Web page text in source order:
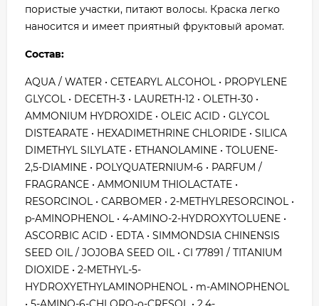
пористые участки, питают волосы. Краска легко
наносится и имеет приятный фруктовый аромат.
Состав:
AQUA / WATER • CETEARYL ALCOHOL • PROPYLENE
GLYCOL • DECETH-3 • LAURETH-12 • OLETH-30 •
AMMONIUM HYDROXIDE • OLEIC ACID • GLYCOL
DISTEARATE • HEXADIMETHRINE CHLORIDE • SILICA
DIMETHYL SILYLATE • ETHANOLAMINE • TOLUENE-
2,5-DIAMINE • POLYQUATERNIUM-6 • PARFUM /
FRAGRANCE • AMMONIUM THIOLACTATE •
RESORCINOL • CARBOMER • 2-METHYLRESORCINOL •
p-AMINOPHENOL • 4-AMINO-2-HYDROXYTOLUENE •
ASCORBIC ACID • EDTA • SIMMONDSIA CHINENSIS
SEED OIL / JOJOBA SEED OIL • CI 77891 / TITANIUM
DIOXIDE • 2-METHYL-5-
HYDROXYETHYLAMINOPHENOL • m-AMINOPHENOL